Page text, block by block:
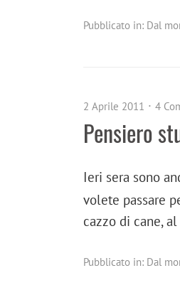
Pubblicato in: Dal
2 Aprile 2011 4
Pensiero
Ieri sera sono
volete passare
cazzo di cane,
Pubblicato in: Dal